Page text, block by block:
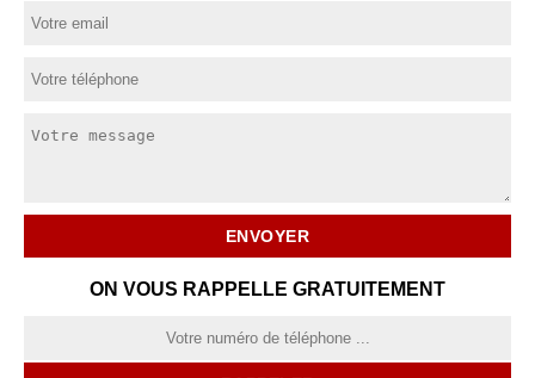
ON VOUS RAPPELLE GRATUITEMENT